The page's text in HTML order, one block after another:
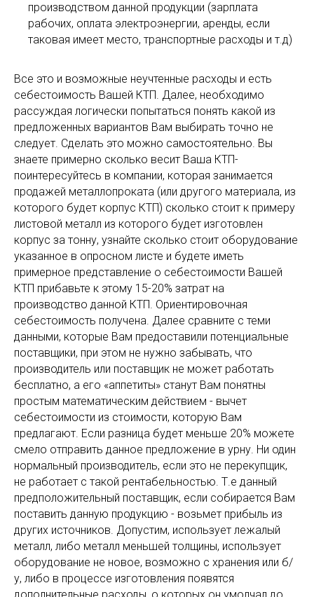
производством данной продукции (зарплата
рабочих, оплата электроэнергии, аренды, если
таковая имеет место, транспортные расходы и т.д)
Все это и возможные неучтенные расходы и есть
себестоимость Вашей КТП. Далее, необходимо
рассуждая логически попытаться понять какой из
предложенных вариантов Вам выбирать точно не
следует. Сделать это можно самостоятельно. Вы
знаете примерно сколько весит Ваша КТП-
поинтересуйтесь в компании, которая занимается
продажей металлопроката (или другого материала, из
которого будет корпус КТП) сколько стоит к примеру
листовой металл из которого будет изготовлен
корпус за тонну, узнайте сколько стоит оборудование
указанное в опросном листе и будете иметь
примерное представление о себестоимости Вашей
КТП прибавьте к этому 15-20% затрат на
производство данной КТП. Ориентировочная
себестоимость получена. Далее сравните с теми
данными, которые Вам предоставили потенциальные
поставщики, при этом не нужно забывать, что
производитель или поставщик не может работать
бесплатно, а его «аппетиты» станут Вам понятны
простым математическим действием - вычет
себестоимости из стоимости, которую Вам
предлагают. Если разница будет меньше 20% можете
смело отправить данное предложение в урну. Ни один
нормальный производитель, если это не перекупщик,
не работает с такой рентабельностью. Т.е данный
предположительный поставщик, если собирается Вам
поставить данную продукцию - возьмет прибыль из
других источников. Допустим, использует лежалый
металл, либо металл меньшей толщины, использует
оборудование не новое, возможно с хранения или б/
у, либо в процессе изготовления появятся